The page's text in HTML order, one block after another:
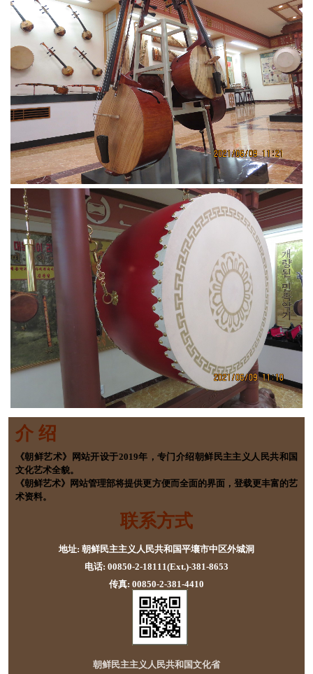
介 绍
《朝鲜艺术》网站开设于2019年，专门介绍朝鲜民主主义人民共和国
文化艺术全貌。
《朝鲜艺术》网站管理部将提供更方便而全面的界面，登载更丰富的艺
术资料。
联系方式
地址: 朝鲜民主主义人民共和国平壤市中区外城洞
电话: 00850-2-18111(Ext.)-381-8653
传真: 00850-2-381-4410
朝鲜民主主义人民共和国文化省